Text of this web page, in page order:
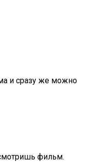
и сразу же можно
фильм.